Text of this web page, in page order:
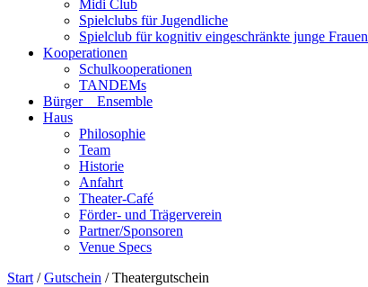
Midi Club
Spielclubs für Jugendliche
Spielclub für kognitiv eingeschränkte junge Frauen
Kooperationen
Schulkooperationen
TANDEMs
Bürger__Ensemble
Haus
Philosophie
Team
Historie
Anfahrt
Theater-Café
Förder- und Trägerverein
Partner/Sponsoren
Venue Specs
Start /Gutschein / Theatergutschein